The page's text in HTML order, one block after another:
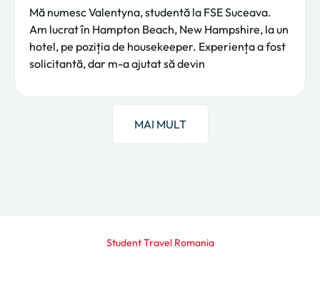
Mă numesc Valentyna, studentă la FSE Suceava.
Am lucrat în Hampton Beach, New Hampshire, la un
hotel, pe poziția de housekeeper. Experiența a fost
solicitantă, dar m-a ajutat să devin
MAI MULT
Student Travel Romania